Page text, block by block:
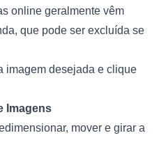
online geralmente vêm
que pode ser excluída se
imagem desejada e clique
Imagens
mover e girar a